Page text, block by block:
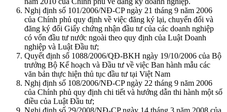
Nghị định số 101/2006/NĐ-CP ngày 21 tháng 9 năm 2006
của Chính phủ quy định về việc đăng ký lại, chuyển đổi và
đăng ký đổi Giấy chứng nhận đầu tư của các doanh nghiệp
có vốn đầu tư nước ngoài theo quy định của Luật Doanh
nghiệp và Luật Đầu tư;
Quyết định số 1088/2006/QĐ-BKH ngày 19/10/2006 của Bộ
trưởng Bộ Kế hoạch và Đầu tư về việc Ban hành mẫu các
văn bản thực hiện thủ tục đầu tư tại Việt Nam
Nghị định số 108/2006/NĐ-CP ngày 22 tháng 9 năm 2006
của Chính phủ quy định chi tiết và hướng dẫn thi hành một số
điều của Luật Đầu tư;
Nghị định số 29/2008/NĐ-CP ngày 14 tháng 3 năm 2008 của